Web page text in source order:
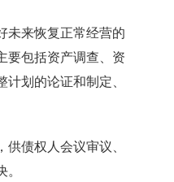
未来恢复正常经营的
要包括资产调查、资
划的论证和制定、
债权人会议审议、